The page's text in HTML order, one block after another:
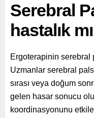
hattı projesine ayrı bir
veriyor.
Serebral
hastalık mı
Ergoterapinin
Uzmanlar serebral
sırası veya doğum
gelen hasar sonucu
koordinasyonunu